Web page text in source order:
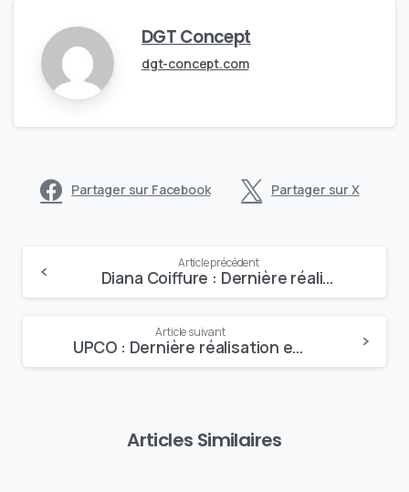
DGT Concept
dgt-concept.com
Partager sur Facebook Partager sur X
Reading
Article précédent
Diana Coiffure : Dernière réalisation eVisibility de DGT Concept
Article suivant
UPCO : Dernière réalisation eVisibility de DGT Concept
Articles Similaires